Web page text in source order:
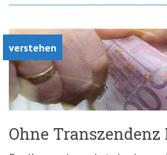
verstehen
Ohne